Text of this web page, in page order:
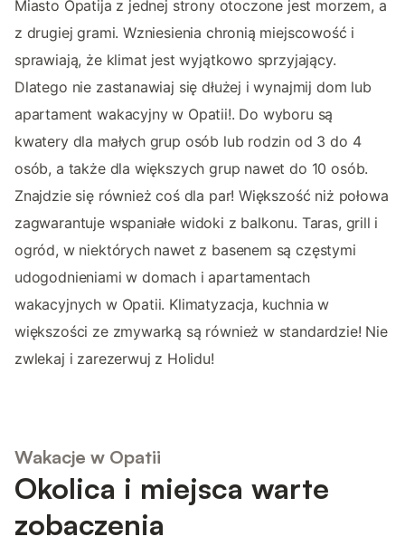
Miasto Opatija z jednej strony otoczone jest morzem, a
z drugiej grami. Wzniesienia chronią miejscowość i
sprawiają, że klimat jest wyjątkowo sprzyjający.
Dlatego nie zastanawiaj się dłużej i wynajmij dom lub
apartament wakacyjny w Opatii!. Do wyboru są
kwatery dla małych grup osób lub rodzin od 3 do 4
osób, a także dla większych grup nawet do 10 osób.
Znajdzie się również coś dla par! Większość niż połowa
zagwarantuje wspaniałe widoki z balkonu. Taras, grill i
ogród, w niektórych nawet z basenem są częstymi
udogodnieniami w domach i apartamentach
wakacyjnych w Opatii. Klimatyzacja, kuchnia w
większości ze zmywarką są również w standardzie! Nie
zwlekaj i zarezerwuj z Holidu!
Wakacje w Opatii
Okolica i miejsca warte
zobaczenia